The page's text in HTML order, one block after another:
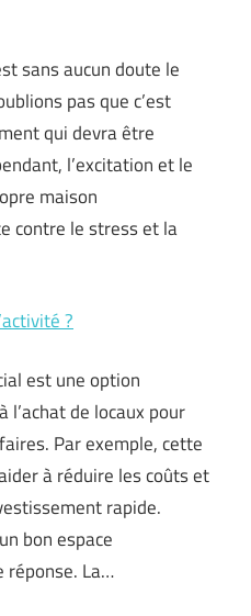
sans aucun doute le
pas que c’est
qui devra être
l’excitation et le
maison
contre le stress et la
?
est une option
de locaux pour
Par exemple, cette
à réduire les coûts et
rapide.
bon espace
réponse. La…